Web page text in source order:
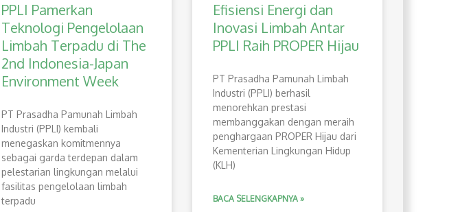
PPLI Pamerkan
Teknologi Pengelolaan
Limbah Terpadu di The
2nd Indonesia-Japan
Environment Week
PT Prasadha Pamunah Limbah
Industri (PPLI) kembali
menegaskan komitmennya
sebagai garda terdepan dalam
pelestarian lingkungan melalui
fasilitas pengelolaan limbah
terpadu
Efisiensi Energi dan
Inovasi Limbah Antar
PPLI Raih PROPER Hijau
PT Prasadha Pamunah Limbah
Industri (PPLI) berhasil
menorehkan prestasi
membanggakan dengan meraih
penghargaan PROPER Hijau dari
Kementerian Lingkungan Hidup
(KLH)
BACA SELENGKAPNYA »